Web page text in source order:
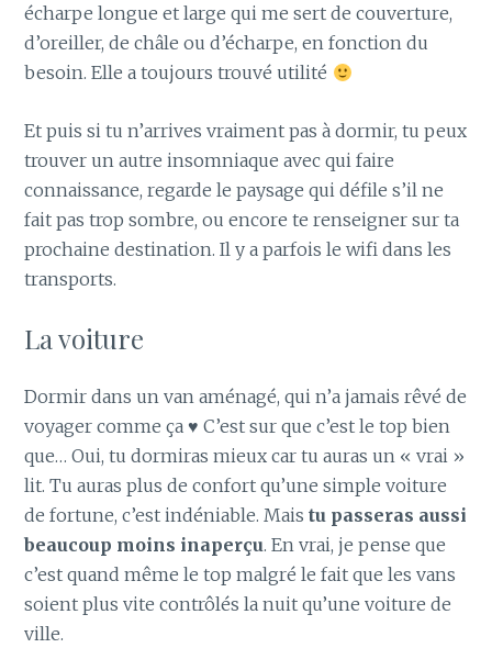
écharpe longue et large qui me sert de couverture,
d’oreiller, de châle ou d’écharpe, en fonction du
besoin. Elle a toujours trouvé utilité
Et puis si tu n’arrives vraiment pas à dormir, tu peux
trouver un autre insomniaque avec qui faire
connaissance, regarde le paysage qui défile s’il ne
fait pas trop sombre, ou encore te renseigner sur ta
prochaine destination. Il y a parfois le wifi dans les
transports.
La voiture
Dormir dans un van aménagé, qui n’a jamais rêvé de
voyager comme ça ♥ C’est sur que c’est le top bien
que… Oui, tu dormiras mieux car tu auras un « vrai »
lit. Tu auras plus de confort qu’une simple voiture
de fortune, c’est indéniable. Mais tu passeras aussi
beaucoup moins inaperçu. En vrai, je pense que
c’est quand même le top malgré le fait que les vans
soient plus vite contrôlés la nuit qu’une voiture de
ville.